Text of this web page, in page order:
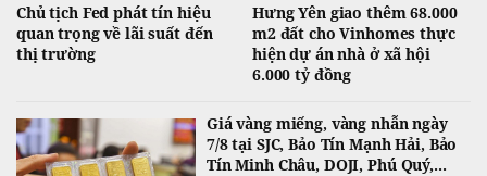
Chủ tịch Fed phát tín hiệu
quan trọng về lãi suất đến
thị trường
Hưng Yên giao thêm 68.000
m2 đất cho Vinhomes thực
hiện dự án nhà ở xã hội
6.000 tỷ đồng
Giá vàng miếng, vàng nhẫn ngày
7/8 tại SJC, Bảo Tín Mạnh Hải, Bảo
Tín Minh Châu, DOJI, Phú Quý,...